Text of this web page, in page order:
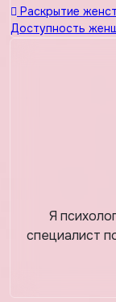
Навигация
по
Раскрытие
Доступность
Я
специалист